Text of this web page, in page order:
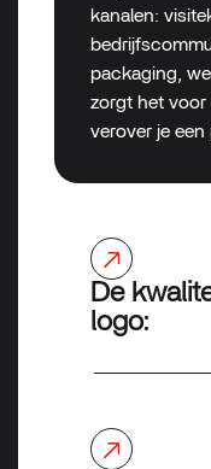
kanalen:
packaging,
zorgt het voor
verover je
De
logo: